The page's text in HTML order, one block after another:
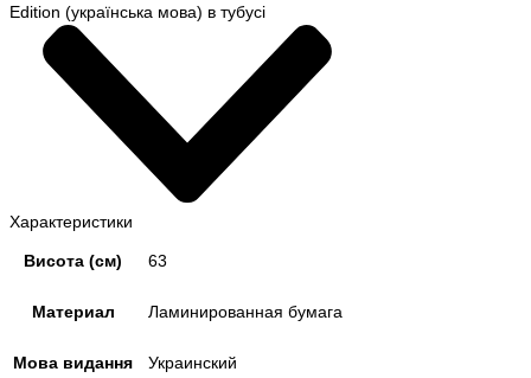
Edition (українська мова) в тубусі
Характеристики
Висота (см) 63
Материал Ламинированная бумага
Мова видання Украинский